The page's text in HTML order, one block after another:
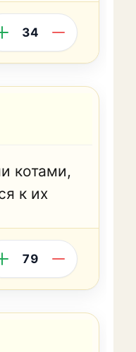
34
котами,
к их
79